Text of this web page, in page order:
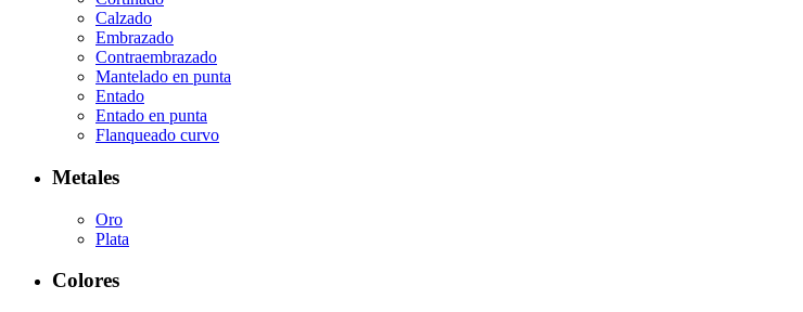
Calzado
Embrazado
Contraembrazado
Mantelado en punta
Entado
Entado en punta
Flanqueado curvo
Metales
Oro
Plata
Colores